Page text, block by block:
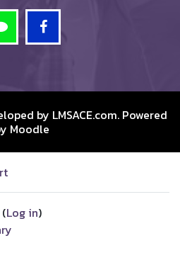
by LMSACE.com. Powered
Moodle
Log in)